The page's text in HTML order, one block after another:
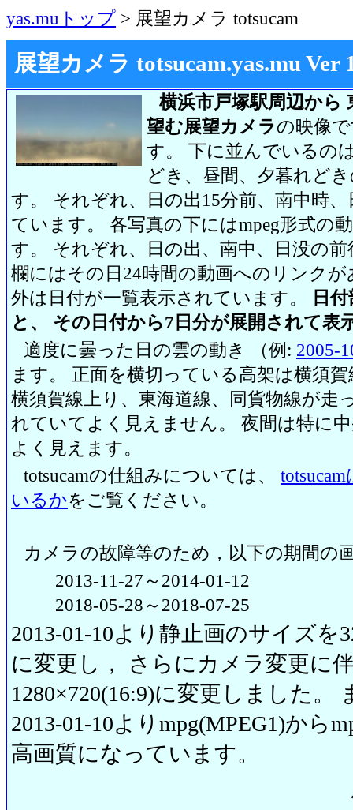
yas.muトップ > 展望カメラ totsucam
展望カメラ totsucam.yas.mu Ver
横浜市戸塚駅周辺から
望む展望カメラの映像
す。 下に並んでいるの
どき、昼間、夕暮れど
す。 それぞれ、日の出15分前、南中時
ています。 各写真の下にはmpeg形式の
す。 それぞれ、日の出、南中、日没の
欄にはその日24時間の動画へのリンク
外は日付が一覧表示されています。
日
と、 その日付から7日分が展開されて表
適度に曇った日の雲の動き （例: 2005-
ます。 正面を横切っている高架は横須
横須賀線上り、東海道線、同貨物線が走
れていてよく見えません。 夜間は特に
よく見えます。
totsucamの仕組みについては、
いるかをご覧ください。
カメラの故障等のため，以下の期間の
2013-11-27～2014-01-12
2018-05-28～2018-07-25
2013-01-10より静止画のサイズを
に変更し， さらにカメラ変更に
1280×720(16:9)に変更しました。
2013-01-10よりmpg(MPEG1)から
高画質になっています。